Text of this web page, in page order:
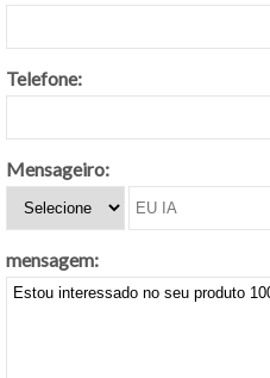
Telefone:
Mensageiro:
mensagem: